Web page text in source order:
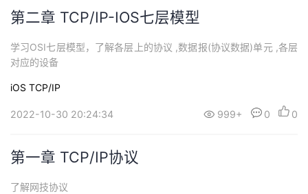
第二章 TCP/IP-IOS七层模型
学习OSI七层模型，了解各层上的协议 ,数据报(协议数据)单元 ,各层
对应的设备
iOS TCP/IP
2022-10-30 20:24:34 999+ 0 0
第一章 TCP/IP协议
了解网技协议